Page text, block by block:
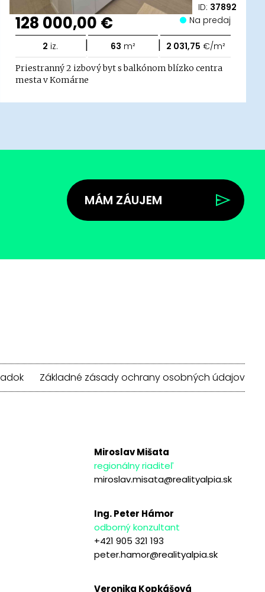
ID: 37892
128 000,00 € Na predaj
2 iz. | 63 m² | 2 031,75 €/m²
Priestranný 2 izbový byt s balkónom blízko centra
mesta v Komárne
MÁM ZÁUJEM
Základné zásady ochrany osobných údajov
Miroslav Mišata
regionálny riaditeľ
miroslav.misata@realityalpia.sk
Ing. Peter Hámor
odborný konzultant
+421 905 321 193
peter.hamor@realityalpia.sk
Veronika Kopkášová